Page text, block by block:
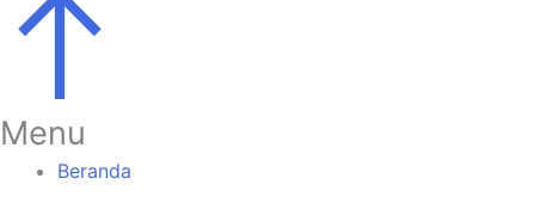
Menu
Beranda